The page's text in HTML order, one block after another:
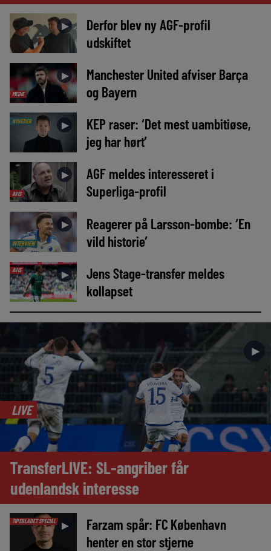
►
Derfor blev ny AGF-profil
udskiftet
MEDIE
►
Manchester United afviser Barça
og Bayern
NYHEDER ►
KEP raser: ‘Det mest uambitiøse,
jeg har hørt’
AVIS
►
AGF meldes interesseret i
Superliga-profil
INTERVIEW
►
Reagerer på Larsson-bombe: ‘En
vild historie’
AVIS ►
Jens Stage-transfer meldes
kollapset
►
LIVE
TransferLIVE: SL-angriber får
udenlandsk interesse
TIPSBLADET SPECIAL ►
Farzam spår: FC København
henter en stor stjerne